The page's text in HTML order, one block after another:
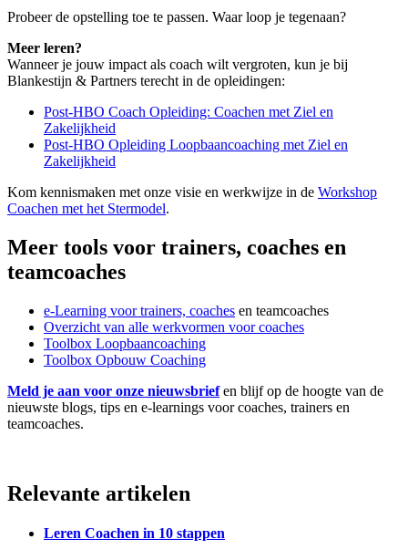
Probeer de opstelling toe te passen. Waar loop je tegenaan?
Meer leren?
Wanneer je jouw impact als coach wilt vergroten, kun je bij
Blankestijn & Partners terecht in de opleidingen:
Post-HBO Coach Opleiding: Coachen met Ziel en
Zakelijkheid
Post-HBO Opleiding Loopbaancoaching met Ziel en
Zakelijkheid
Kom kennismaken met onze visie en werkwijze in de Workshop
Coachen met het Stermodel.
Meer tools voor trainers, coaches en
teamcoaches
e-Learning voor trainers, coaches en teamcoaches
Overzicht van alle werkvormen voor coaches
Toolbox Loopbaancoaching
Toolbox Opbouw Coaching
Meld je aan voor onze nieuwsbriefen blijf op de hoogte van de
nieuwste blogs, tips en e-learnings voor coaches, trainers en
teamcoaches.
Relevante artikelen
Leren Coachen in 10 stappen